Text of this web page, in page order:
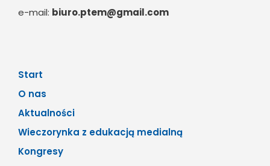
e-mail: biuro.ptem@gmail.com
Start
O nas
Aktualności
Wieczorynka z edukacją medialną
Kongresy